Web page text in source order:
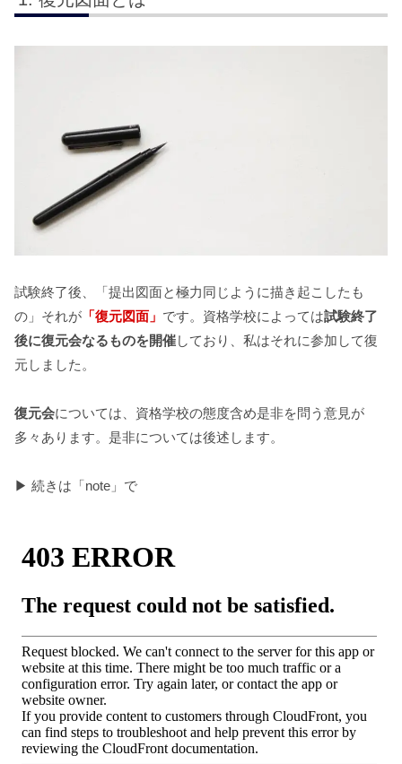
試験終了後、「提出図面と極力同じように描き起こしたも
の」それが 「復元図面」 です。資格学校によっては試験終了
後に復元会なるものを開催しており、私はそれに参加して復
元しました。
復元会については、資格学校の態度含め是非を問う意見が
多々あります。是非については後述します。
▶︎ 続きは「note」で